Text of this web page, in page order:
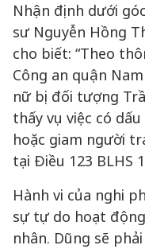
Nhận định dưới
sư Nguyễn Hồng
cho biết: “Theo
Công an quận
nữ bị đối tượng
thấy vụ việc có
hoặc giam người
tại Điều 123 BLHS
Hành vi của nghi
sự tự do hoạt
nhân. Dũng sẽ